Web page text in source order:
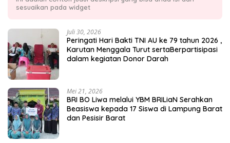
sesuaikan pada widget
Juli 30, 2026
Peringati Hari Bakti TNI AU ke 79 tahun 2026 ,
Karutan Menggala Turut sertaBerpartisipasi
dalam kegiatan Donor Darah
Mei 21, 2026
BRI BO Liwa melalui YBM BRILiaN Serahkan
Beasiswa kepada 17 Siswa di Lampung Barat
dan Pesisir Barat